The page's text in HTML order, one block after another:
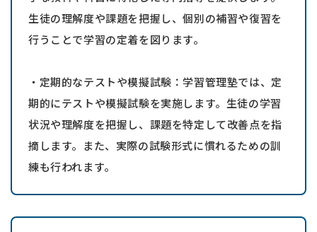
生徒の理解度や課題を把握し、個別の補習や復習を
行うことで学習の定着を図ります。
・定期的なテストや模擬試験：学習管理塾では、定
期的にテストや模擬試験を実施します。生徒の学習
状況や理解度を把握し、課題を特定して改善点を指
摘します。また、実際の試験形式に慣れるための訓
練も行われます。